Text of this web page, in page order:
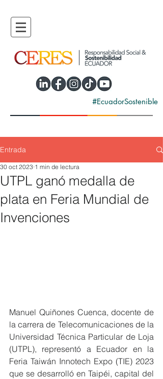
#EcuadorSostenible
Entrada
UTPL ganó medalla de
plata en Feria Mundial de
Invenciones
30 oct 2023 1 min de lectura
Manuel Quiñones Cuenca, docente de
la carrera de Telecomunicaciones de la
Universidad Técnica Particular de Loja
(UTPL), representó a Ecuador en la
Feria Taiwán Innotech Expo (TIE) 2023
que se desarrolló en Taipéi, capital del